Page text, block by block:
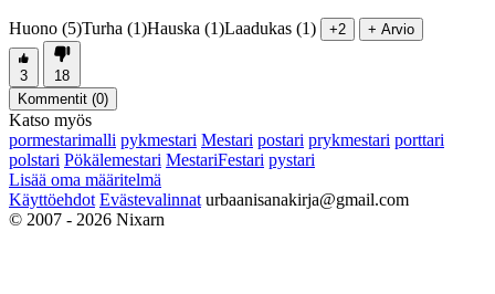
Huono (5)Turha (1)Hauska (1)Laadukas (1) +2 + Arvio
3
18
Kommentit (0)
Katso myös
pormestarimalli pykmestari Mestari postari prykmestari porttari
polstari Pökälemestari MestariFestari pystari
Lisää oma määritelmä
Käyttöehdot Evästevalinnat urbaanisanakirja@gmail.com
© 2007 - 2026 Nixarn